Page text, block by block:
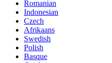
Romanian
Indonesian
Czech
Afrikaans
Swedish
Polish
Basque